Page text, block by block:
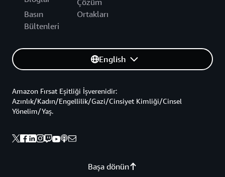
Basın
Bültenleri
Çözüm
Ortakları
English
Başa dönün
Amazon Fırsat Eşitliği İşverenidir:
Azınlık/Kadın/Engellilik/Gazi/Cinsiyet Kimliği/Cinsel
Yönelim/Yaş.